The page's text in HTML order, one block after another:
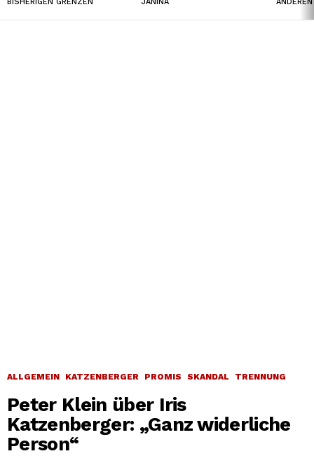
ALLGEMEIN KATZENBERGER PROMIS SKANDAL TRENNUNG
Peter Klein über Iris
Katzenberger: „Ganz widerliche
Person“